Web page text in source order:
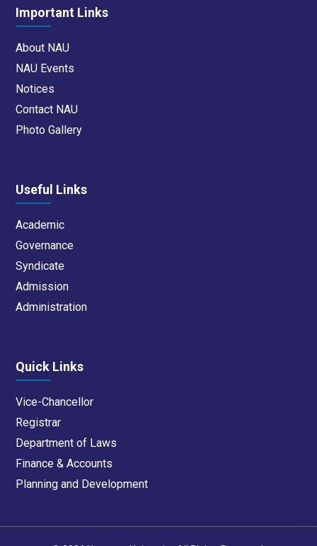
Important Links
About NAU
NAU Events
Notices
Contact NAU
Photo Gallery
Useful Links
Academic
Governance
Syndicate
Admission
Administration
Quick Links
Vice-Chancellor
Registrar
Department of Laws
Finance & Accounts
Planning and Development